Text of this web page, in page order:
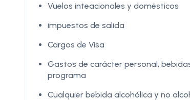
Vuelos inteacionales y domésticos
impuestos de salida
Cargos de Visa
Gastos de carácter personal,
programa
Cualquier bebida alcohólica y no